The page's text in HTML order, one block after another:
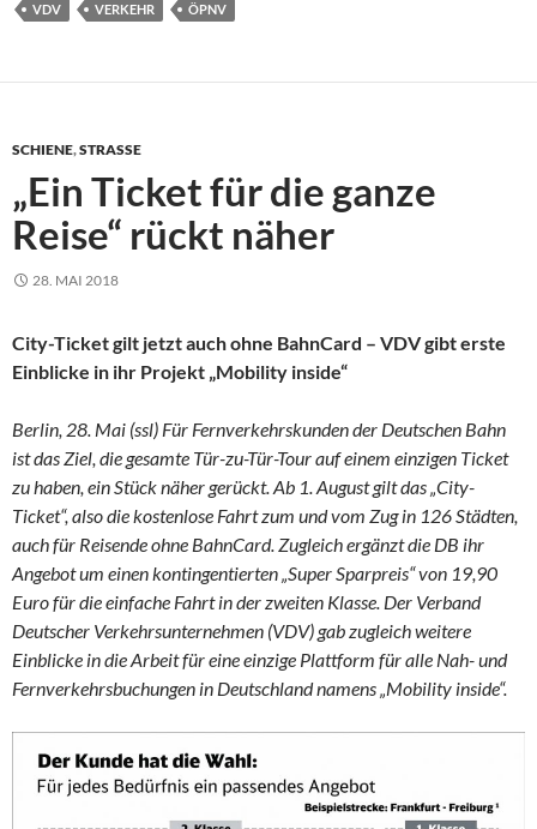
VDV
VERKEHR ÖPNV
SCHIENE,STRASSE
„Ein Ticket für die ganze
Reise“ rückt näher
28. MAI 2018
City-Ticket gilt jetzt auch ohne BahnCard – VDV gibt erste
Einblicke in ihr Projekt „Mobility inside“
Berlin, 28. Mai (ssl) Für Fernverkehrskunden der Deutschen Bahn
ist das Ziel, die gesamte Tür-zu-Tür-Tour auf einem einzigen Ticket
zu haben, ein Stück näher gerückt. Ab 1. August gilt das „City-
Ticket“, also die kostenlose Fahrt zum und vom Zug in 126 Städten,
auch für Reisende ohne BahnCard. Zugleich ergänzt die DB ihr
Angebot um einen kontingentierten „Super Sparpreis“ von 19,90
Euro für die einfache Fahrt in der zweiten Klasse. Der Verband
Deutscher Verkehrsunternehmen (VDV) gab zugleich weitere
Einblicke in die Arbeit für eine einzige Plattform für alle Nah- und
Fernverkehrsbuchungen in Deutschland namens „Mobility inside“.